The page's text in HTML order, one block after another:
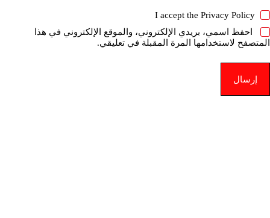
I accept the Privacy Policy
احفظ اسمي، بريدي الإلكتروني، والموقع الإلكتروني في هذا
المتصفح لاستخدامها المرة المقبلة في تعليقي.
إرسال